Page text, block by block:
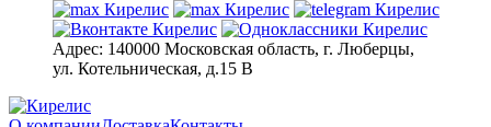
Адрес: 140000 Московская область, г. Люберцы,
ул. Котельническая, д.15 В